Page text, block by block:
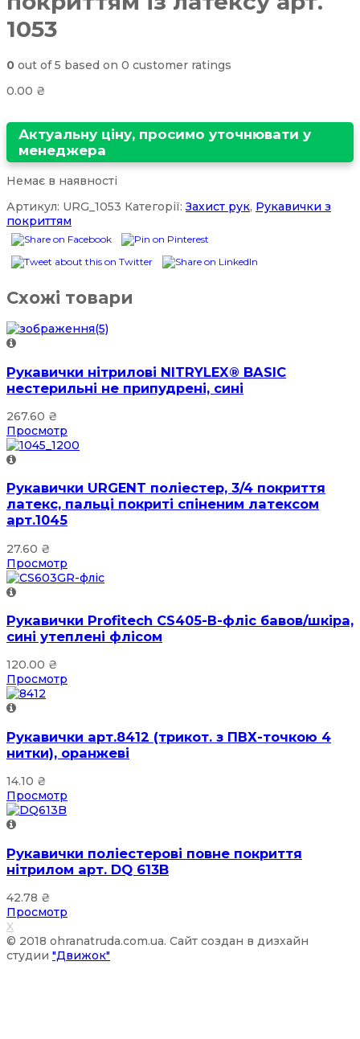
1053
0 out of5 based on 0 customer ratings
0.00 ₴
Актуальну ціну, просимо уточнювати у
менеджера
Немає в наявності
Артикул: URG_1053 Категорії:Захист рук, Рукавички з
покриттям
Схожі товари
Рукавички нітрилові NITRYLEX® BASIC
нестерильні не припудрені, сині
267.60 ₴
Просмотр
Рукавички URGENT поліестер, 3/4 покриття
латекс, пальці покриті спіненим латексом
арт.1045
27.60 ₴
Просмотр
Рукавички Profitech CS405-В-фліс бавов/шкіра,
сині утеплені флісом
120.00 ₴
Просмотр
Рукавички арт.8412 (трикот. з ПВХ-точкою 4
нитки), оранжеві
14.10 ₴
Просмотр
Рукавички поліестерові повне покриття
нітрилом арт. DQ 613B
42.78 ₴
Просмотр
X
© 2018 ohranatruda.com.ua. Сайт создан в дизхайн
студии "Движок"